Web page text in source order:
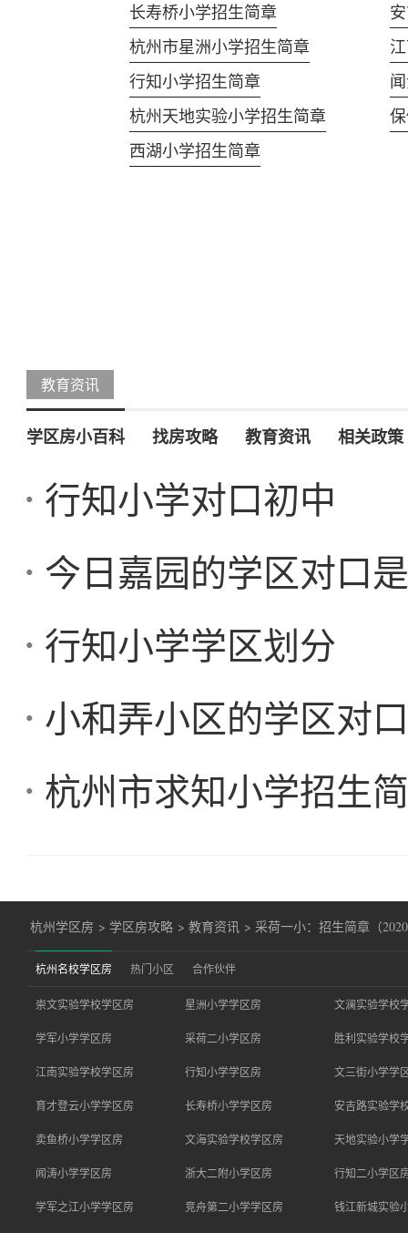
长寿桥小学招生简章
杭州市星洲小学招生简章
行知小学招生简章
杭州天地实验小学招生简章
西湖小学招生简章
教育资讯
学区房小百科 找房攻略 教育资讯 相关政策
行知小学对口初中
今日嘉园的学区对口
行知小学学区划分
小和弄小区的学区对
杭州市求知小学招生
杭州学区房 > 学区房攻略 >教育资讯 > 采荷一小：招生简章（
杭州名校学区房 热门小区 合作伙伴
崇文实验学校学区房 星洲小学学区房 文澜实验学校
学军小学学区房 采荷二小学区房 胜利实验学校
江南实验学校学区房 行知小学学区房 文三街小学学
育才登云小学学区房 长寿桥小学学区房 安吉路实验学
卖鱼桥小学学区房 文海实验学校学区房 天地实验小学
闻涛小学学区房 浙大二附小学区房 行知二小学区
学军之江小学学区房 竞舟第二小学学区房 钱江新城实验